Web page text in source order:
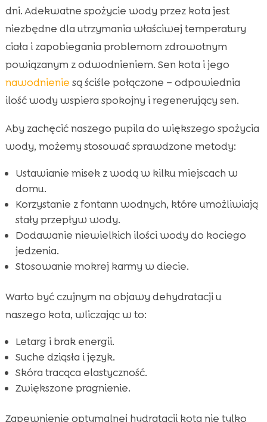
dni. Adekwatne spożycie wody przez kota jest
niezbędne dla utrzymania właściwej temperatury
ciała i zapobiegania problemom zdrowotnym
powiązanym z odwodnieniem. Sen kota i jego
nawodnienie są ściśle połączone – odpowiednia
ilość wody wspiera spokojny i regenerujący sen.
Aby zachęcić naszego pupila do większego spożycia
wody, możemy stosować sprawdzone metody:
Ustawianie misek z wodą w kilku miejscach w
domu.
Korzystanie z fontann wodnych, które umożliwiają
stały przepływ wody.
Dodawanie niewielkich ilości wody do kociego
jedzenia.
Stosowanie mokrej karmy w diecie.
Warto być czujnym na objawy dehydratacji u
naszego kota, wliczając w to:
Letarg i brak energii.
Suche dziąsła i język.
Skóra tracąca elastyczność.
Zwiększone pragnienie.
Zapewnienie optymalnej hydratacji kota nie tylko